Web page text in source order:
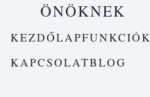
ÖNÖKNEK
KEZDŐLAPFUNKCIÓK
KAPCSOLATBLOG